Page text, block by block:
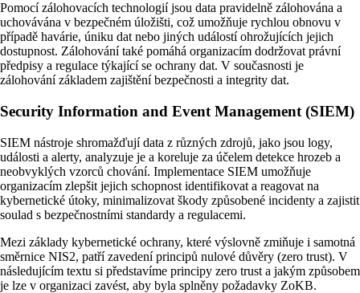
Pomocí zálohovacích technologií jsou data pravidelně zálohována a
uchovávána v bezpečném úložišti, což umožňuje rychlou obnovu v
případě havárie, úniku dat nebo jiných událostí ohrožujících jejich
dostupnost. Zálohování také pomáhá organizacím dodržovat právní
předpisy a regulace týkající se ochrany dat. V současnosti je
zálohování základem zajištění bezpečnosti a integrity dat.
Security Information and Event Management (SIEM)
SIEM nástroje shromažďují data z různých zdrojů, jako jsou logy,
události a alerty, analyzuje je a koreluje za účelem detekce hrozeb a
neobvyklých vzorců chování. Implementace SIEM umožňuje
organizacím zlepšit jejich schopnost identifikovat a reagovat na
kybernetické útoky, minimalizovat škody způsobené incidenty a zajistit
soulad s bezpečnostními standardy a regulacemi.
Mezi základy kybernetické ochrany, které výslovně zmiňuje i samotná
směrnice NIS2, patří zavedení principů nulové důvěry (zero trust). V
následujícím textu si představíme principy zero trust a jakým způsobem
je lze v organizaci zavést, aby byla splněny požadavky ZoKB.